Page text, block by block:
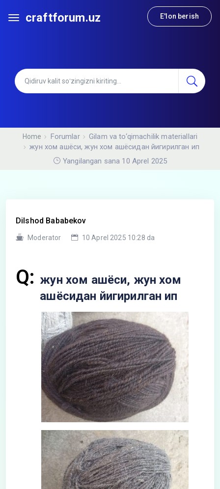
craftforum.uz E'lon berish
Home Forumlar
Gilam va to‘qimachilik materiallari
жун хом ашёси, жун хом ашёсидан йигирилган ип
Yangilangan sana 10 Aprel 2025
Dilshod Bababekov
Moderator 10 Aprel 2025 10:28 da
Q: жун хом ашёси, жун хом
ашёсидан йигирилган ип